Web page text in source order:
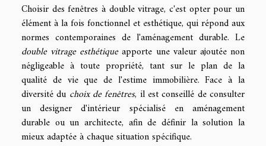
Choisir des fenêtres à double vitrage, c'est opter pour un
élément à la fois fonctionnel et esthétique, qui répond aux
normes contemporaines de l'aménagement durable. Le
double vitrage esthétiqueapporte une valeur ajoutée non
négligeable à toute propriété, tant sur le plan de la
qualité de vie que de l'estime immobilière. Face à la
diversité du choix de fenêtres, il est conseillé de consulter
un designer d'intérieur spécialisé en aménagement
durable ou un architecte, afin de définir la solution la
mieux adaptée à chaque situation spécifique.